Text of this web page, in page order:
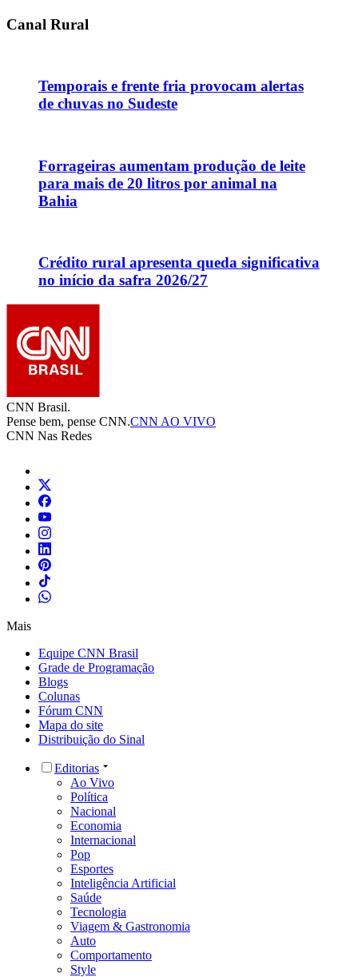
Canal Rural
Temporais e frente fria provocam alertas
de chuvas no Sudeste
Forrageiras aumentam produção de leite
para mais de 20 litros por animal na
Bahia
Crédito rural apresenta queda significativa
no início da safra 2026/27
CNN Brasil.
Pense bem, pense CNN.CNN AO VIVO
CNN Nas Redes
Mais
Equipe CNN Brasil
Grade de Programação
Blogs
Colunas
Fórum CNN
Mapa do site
Distribuição do Sinal
Editorias
Ao Vivo
Política
Nacional
Economia
Internacional
Pop
Esportes
Inteligência Artificial
Saúde
Tecnologia
Viagem & Gastronomia
Auto
Comportamento
Style